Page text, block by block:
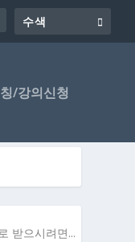
/강의신청
받으시려면...